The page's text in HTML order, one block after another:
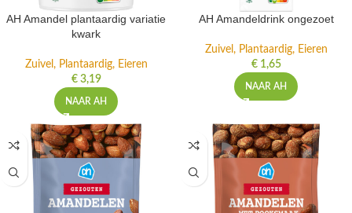
AH Amandel plantaardig variatie
kwark
Zuivel, Plantaardig, Eieren
€3,19
NAAR AH
AH Amandeldrink ongezoet
Zuivel, Plantaardig, Eieren
€1,65
NAAR AH